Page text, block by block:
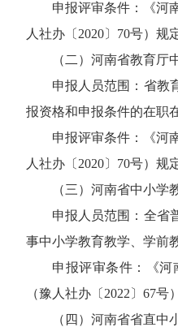
申报评审条件：《河
人社办〔2020〕70号）规
（二）河南省教育
申报人员范围：省教
报资格和申报条件的在职
申报评审条件：《河
人社办〔2020〕70号）规
（三）河南省中小学
申报人员范围：全省
事中小学教育教学、学前
申报评审条件：《
（豫人社办〔2022〕67号
（四）河南省省直中